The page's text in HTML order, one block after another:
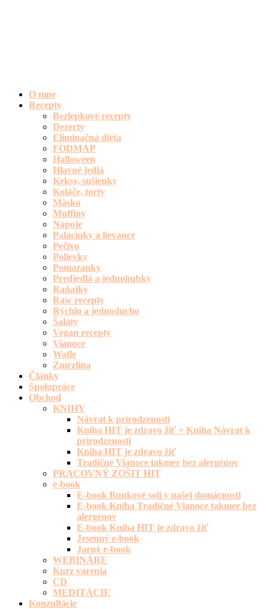
O mne
Recepty
Bezlepkové recepty
Dezerty
Eliminačná diéta
FODMAP
Halloween
Hlavné jedlá
Keksy, sušienky
Koláče, torty
Mäsko
Muffiny
Nápoje
Palacinky a lievance
Pečivo
Polievky
Pomazanky
Predjedlá a jednohubky
Raňajky
Raw recepty
Rýchlo a jednoducho
Šaláty
Vegan recepty
Vianoce
Wafle
Zmrzlina
Články
Spolupráce
Obchod
KNIHY
Návrat k prirodzenosti
Kniha HIT je zdravo žiť + Kniha Návrat k
prirodzenosti
Kniha HIT je zdravo žiť
Tradičné Vianoce takmer bez alergénov
PRACOVNÝ ZOŠIT HIT
e-book
E-book Bunkové soli v našej domácnosti
E-book Kniha Tradičné Vianoce takmer bez
alergénov
E-book Kniha HIT je zdravo žiť
Jesenný e-book
Jarný e-book
WEBINÁRE
Kurz varenia
CD
MEDITÁCIE
Konzultácie